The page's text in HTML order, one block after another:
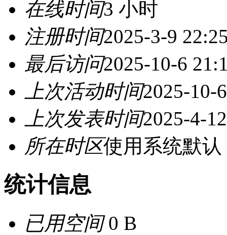
在线时间3 小时
注册时间2025-3-9
最后访问2025-10-6
上次活动时间2025-10-
上次发表时间2025-4-
所在时区使用系统默认
统计信息
已用空间0 B